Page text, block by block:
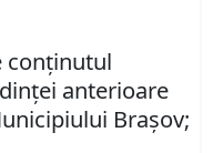
conţinutul
anterioare
Braşov;